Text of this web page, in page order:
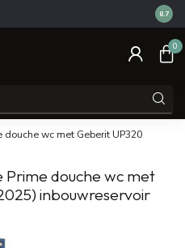
14
8.7
0
wc met Geberit UP320
douche wc met
inbouwreservoir